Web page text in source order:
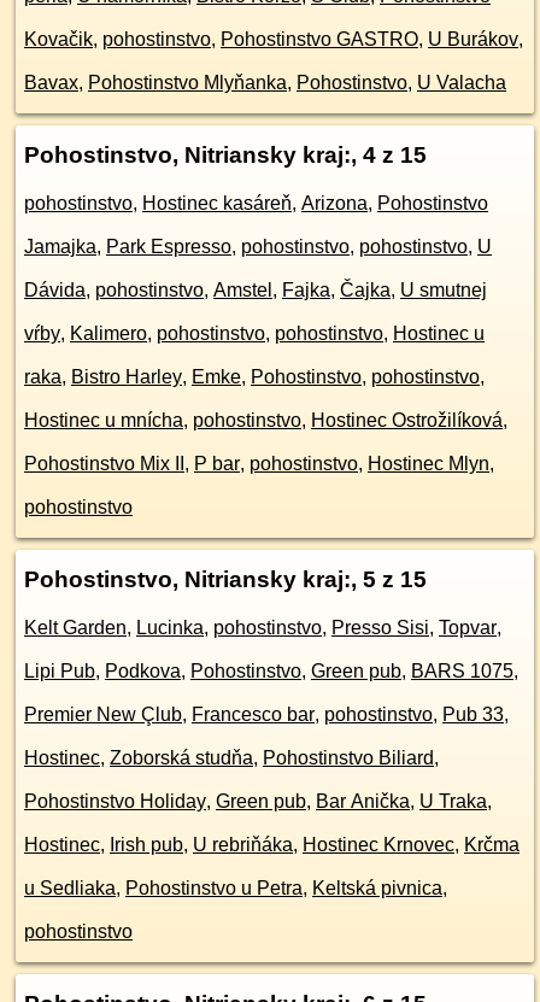
Kovačik, pohostinstvo, Pohostinstvo GASTRO, U Burákov,
Bavax, Pohostinstvo Mlyňanka, Pohostinstvo, U Valacha
Pohostinstvo, Nitriansky kraj:, 4 z 15
pohostinstvo, Hostinec kasáreň, Arizona, Pohostinstvo
Jamajka, Park Espresso, pohostinstvo, pohostinstvo, U
Dávida, pohostinstvo, Amstel , Fajka, Čajka, U smutnej
vŕby, Kalimero, pohostinstvo, pohostinstvo, Hostinec u
raka, Bistro Harley, Emke, Pohostinstvo, pohostinstvo,
Hostinec u mnícha, pohostinstvo, Hostinec Ostrožilíková,
Pohostinstvo Mix II , P bar, pohostinstvo, Hostinec Mlyn,
pohostinstvo
Pohostinstvo, Nitriansky kraj:, 5 z 15
Kelt Garden, Lucinka, pohostinstvo, Presso Sisi, Topvar,
Lipi Pub, Podkova, Pohostinstvo, Green pub, BARS 1075,
Premier New Çlub, Francesco bar, pohostinstvo, Pub 33,
Hostinec, Zoborská studňa, Pohostinstvo Biliard,
Pohostinstvo Holiday, Green pub, Bar Anička, U Traka,
Hostinec, Irish pub, U rebriňáka, Hostinec Krnovec, Krčma
u Sedliaka, Pohostinstvo u Petra, Keltská pivnica,
pohostinstvo